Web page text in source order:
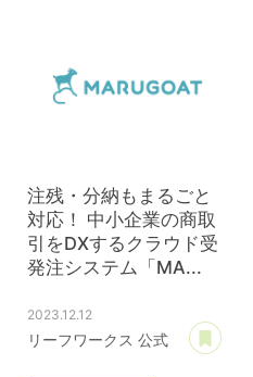
注残・分納もまるごと
対応！ 中小企業の商取
引をDXするクラウド受
発注システム「MA...
2023.12.12
リーフワークス 公式